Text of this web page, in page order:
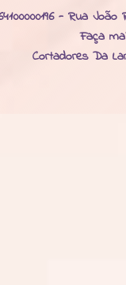
- Rua
Faça
Cortadores Da